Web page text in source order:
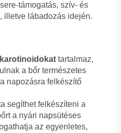
támogatás, szív- és
illetve lábadozás idején.
karotinoidokat tartalmaz,
a bőr természetes
napozásra felkészítő
segíthet felkészíteni a
a nyári napsütéses
az egyenletes,